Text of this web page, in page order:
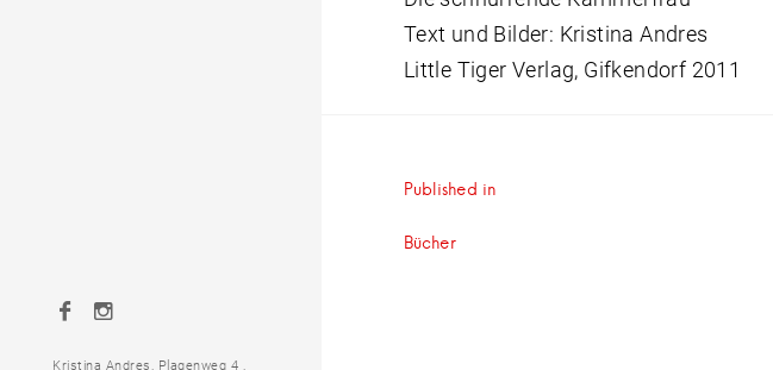
Text und Bilder: Kristina Andres
Little Tiger Verlag, Gifkendorf 2011
Published in
Bücher
Facebook
Kristina Andres, Plagenweg 4 ,